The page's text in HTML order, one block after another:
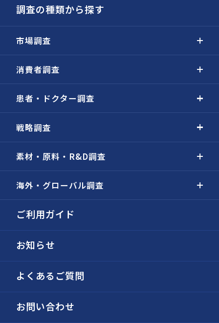
調査の種類から探す
市場調査
消費者調査
患者・ドクター調査
戦略調査
素材・原料・R&D調査
海外・グローバル調査
ご利用ガイド
お知らせ
よくあるご質問
お問い合わせ